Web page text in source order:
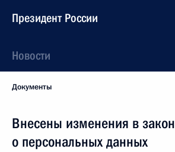
Президент России
Новости
Документы
Внесены изменения в закон
о персональных данных